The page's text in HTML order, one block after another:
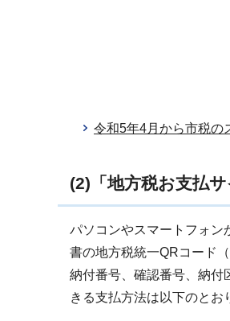
令和5年4月から市税の
(2)「地方税お支払
パソコンやスマートフォン
書の地方税統一QRコード
納付番号、確認番号、納付
きる支払方法は以下のとお